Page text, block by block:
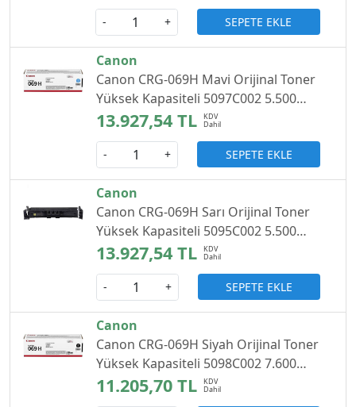
- + SEPETE EKLE
Canon
Canon CRG-069H Mavi Orijinal Toner
Yüksek Kapasiteli 5097C002 5.500
Sayfa
13.927,54 TL
- + SEPETE EKLE
Canon
Canon CRG-069H Sarı Orijinal Toner
Yüksek Kapasiteli 5095C002 5.500
Sayfa
13.927,54 TL
- + SEPETE EKLE
Canon
Canon CRG-069H Siyah Orijinal Toner
Yüksek Kapasiteli 5098C002 7.600
Sayfa
11.205,70 TL